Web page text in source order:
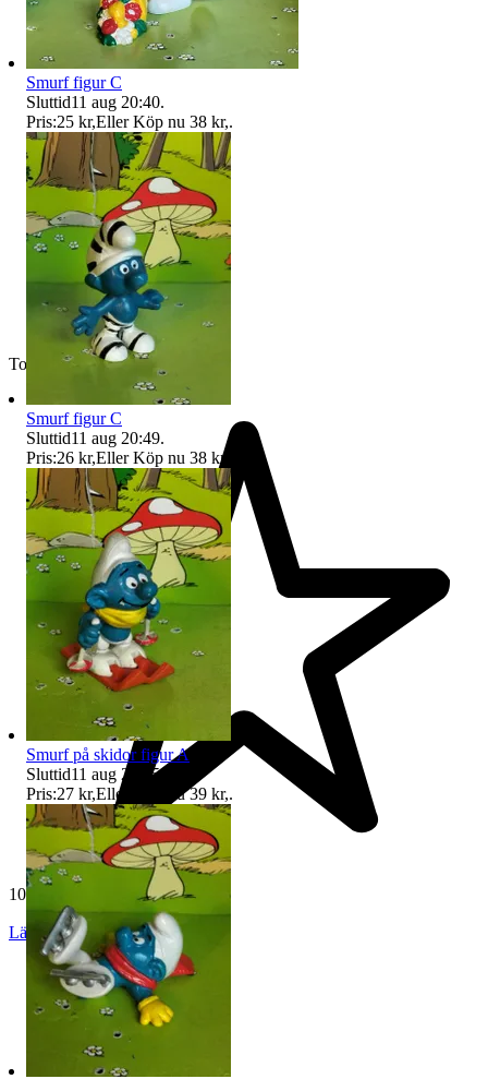
Toppsäljare
10 801 omdömen
Läs omdömen Följ
Smurf figur C
Sluttid11 aug 20:40.
Pris:25 kr,Eller Köp nu 38 kr,.
Smurf figur C
Sluttid11 aug 20:49.
Pris:26 kr,Eller Köp nu 38 kr
Smurf på skidor figur A
Sluttid11 aug 21:35.
Pris:27 kr,Eller Köp nu 39 kr,.